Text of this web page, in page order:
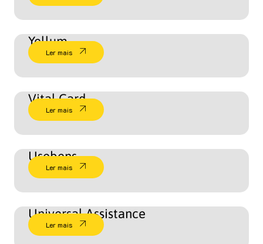
Yellum
Ler mais
Vital Card
Ler mais
Usebens
Ler mais
Universal Assistance
Ler mais